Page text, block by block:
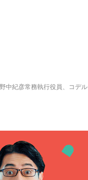
中紀彦常務執行役員、コデル